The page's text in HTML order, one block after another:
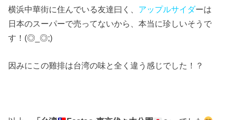
横浜中華街に住んでいる友達曰く、 アップルサイダーは
日本のスーパーで売ってないから、本当に珍しいそうで
す！(◎_◎;)
因みにこの雞排は台湾の味と全く違う感じでした！？